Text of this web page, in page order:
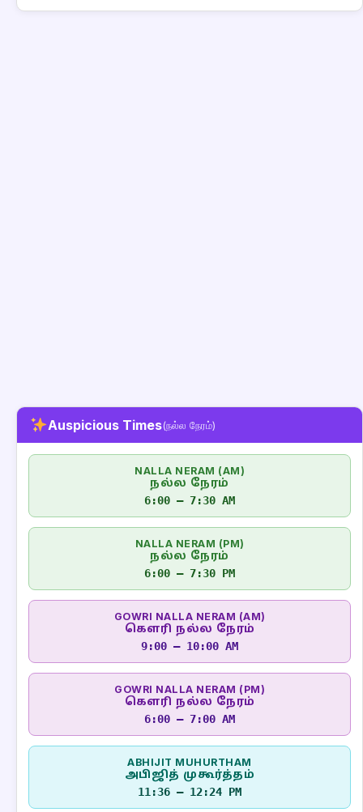
Auspicious Times(நல்ல நேரம்)
NALLA NERAM (AM)
நல்ல நேரம்
6:00 – 7:30 AM
NALLA NERAM (PM)
நல்ல நேரம்
6:00 – 7:30 PM
GOWRI NALLA NERAM (AM)
கௌரி நல்ல நேரம்
9:00 – 10:00 AM
GOWRI NALLA NERAM (PM)
கௌரி நல்ல நேரம்
6:00 – 7:00 AM
ABHIJIT MUHURTHAM
அபிஜித் முகூர்த்தம்
11:36 – 12:24 PM